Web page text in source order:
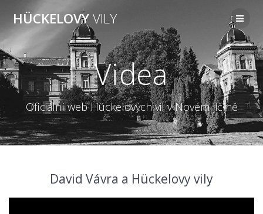
obsah
HÜCKELOVYVILY
Videa
Oficiální web Hückelových vil v Novém Jičíně
David Vávra a Hückelovy vily